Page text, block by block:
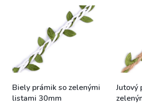
k
o
v
r
d
u
Biely prámik so zelenými
listami 30mm
Jutový